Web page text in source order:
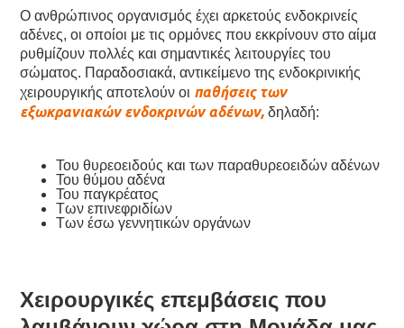
Ο ανθρώπινος οργανισμός έχει αρκετούς ενδοκρινείς
αδένες, οι οποίοι με τις ορμόνες που εκκρίνουν στο αίμα
ρυθμίζουν πολλές και σημαντικές λειτουργίες του
σώματος. Παραδοσιακά, αντικείμενο της ενδοκρινικής
χειρουργικής αποτελούν οι παθήσεις των
εξωκρανιακών ενδοκρινών αδένων, δηλαδή:
Του θυρεοειδούς και των παραθυρεοειδών αδένων
Του θύμου αδένα
Του παγκρέατος
Των επινεφριδίων
Των έσω γεννητικών οργάνων
Χειρουργικές επεμβάσεις που